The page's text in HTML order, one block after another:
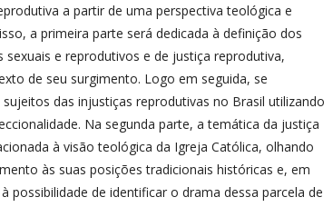
a partir de uma perspectiva teológica e
a primeira parte será dedicada à definição dos
sexuais e reprodutivos e de justiça reprodutiva,
de seu surgimento. Logo em seguida, se
das injustiças reprodutivas no Brasil utilizando
Na segunda parte, a temática da justiça
à visão teológica da Igreja Católica, olhando
às suas posições tradicionais históricas e, em
possibilidade de identificar o drama dessa parcela de